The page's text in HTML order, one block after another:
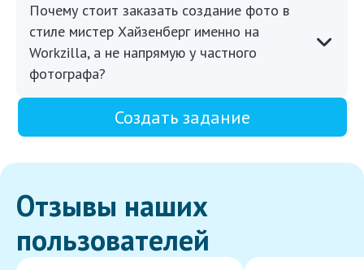
Почему стоит заказать создание фото в
стиле мистер Хайзенберг именно на
Workzilla, а не напрямую у частного
фотографа?
Создать задание
Отзывы наших
пользователей